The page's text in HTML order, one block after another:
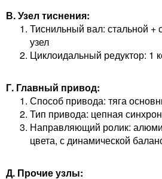
В. Узел тиснения:
Тиснильный вал: стальной +
узел
Циклоидальный редуктор: 1
Г. Главный привод:
Способ привода: тяга
Тип привода: цепная
Направляющий ролик:
цвета, с динамической
Д. Прочие узлы: